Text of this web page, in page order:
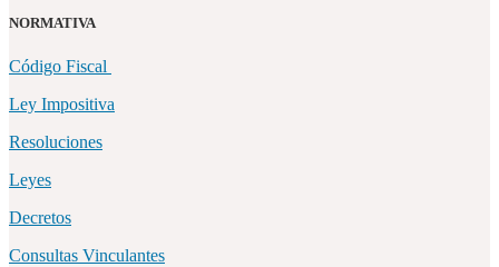
NORMATIVA
Código Fiscal
Ley Impositiva
Resoluciones
Leyes
Decretos
Consultas Vinculantes